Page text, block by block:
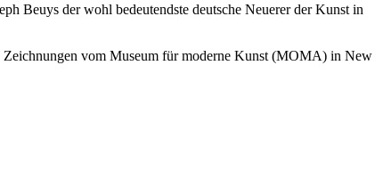
Beuys der wohl bedeutendste deutsche Neuerer der Kunst in
Zeichnungen vom Museum für moderne Kunst (MOMA) in New